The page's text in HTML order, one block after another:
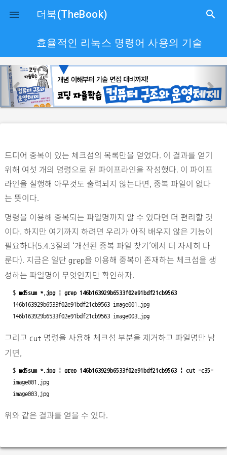
close
 더북(TheBook) search
효율적인 리눅스 명령어 사용의 기술
p
r
e
u
s
e
x
드디어 중복이 있는 체크섬의 목록만을 얻었다. 이 결과를 얻기
위해 여섯 개의 명령으로 된 파이프라인을 작성했다. 이 파이프
라인을 실행해 아무것도 출력되지 않는다면, 중복 파일이 없다
는 뜻이다.
명령을 이용해 중복되는 파일명까지 알 수 있다면 더 편리할 것
이다. 하지만 여기까지 하려면 우리가 아직 배우지 않은 기능이
필요하다(5.4.3절의 ‘개선된 중복 파일 찾기’에서 더 자세히 다
룬다). 지금은 일단 grep을 이용해 중복이 존재하는 체크섬을 생
성하는 파일명이 무엇인지만 확인하자.
$ md5sum *.jpg | grep 146b163929b6533f02e91bdf21cb9563
146b163929b6533f02e91bdf21cb9563 image001.jpg
146b163929b6533f02e91bdf21cb9563 image003.jpg
그리고 cut 명령을 사용해 체크섬 부분을 제거하고 파일명만 남
기면,
$ md5sum *.jpg | grep 146b163929b6533f02e91bdf21cb9563 | cut -c35-
image001.jpg
image003.jpg
위와 같은 결과를 얻을 수 있다.